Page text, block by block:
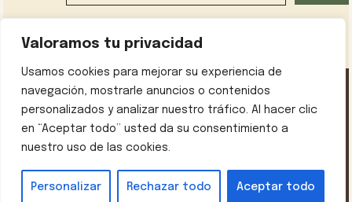
Valoramos tu privacidad
Usamos cookies para mejorar su experiencia de
navegación, mostrarle anuncios o contenidos
personalizados y analizar nuestro tráfico. Al hacer clic
en “Aceptar todo” usted da su consentimiento a
nuestro uso de las cookies.
Personalizar Rechazar todo Aceptar todo
Política de privacidad Contáctanos Sobre mí
Aviso legal
© 2026 Recetas con Encanto• Creado conGeneratePress